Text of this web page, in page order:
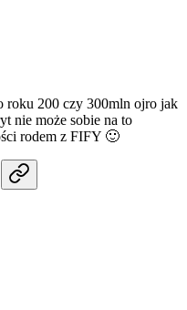
roku 200 czy 300mln ojro jak
nie może sobie na to
rodem z FIFY 🙂